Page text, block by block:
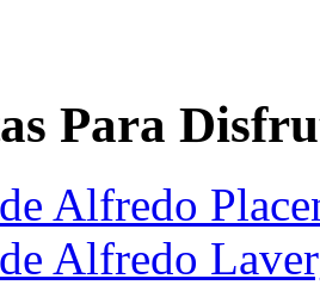
Para
Alfredo
Alfredo